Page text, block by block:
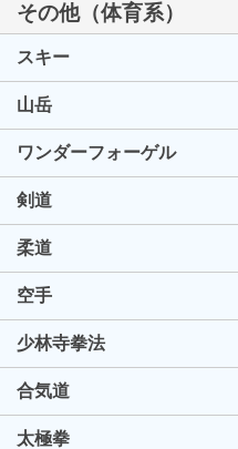
その他（体育系）
スキー
山岳
ワンダーフォーゲル
剣道
柔道
空手
少林寺拳法
合気道
太極拳